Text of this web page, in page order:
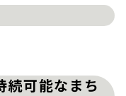
続可能なまち